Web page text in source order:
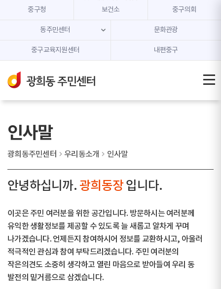
본문 내용 바로가기
주메뉴 바로가기
중구청 보건소 중구의회
동주민센터 문화관광
중구교육지원센터 내편중구
인사말
광희동주민센터 우리동소개 인사말
안녕하십니까. 광희동장입니다.
이곳은 주민 여러분을 위한 공간입니다. 방문하시는 여러분께
유익한 생활정보를 제공할 수 있도록 늘 새롭고 알차게 꾸며
나가겠습니다. 언제든지 참여하시어 정보를 교환하시고, 아울러
적극적인 관심과 참여 부탁드리겠습니다. 주민 여러분의
작은의견도 소중히 생각하고 열린 마음으로 받아들여 우리 동
발전의 밑거름으로 삼겠습니다.